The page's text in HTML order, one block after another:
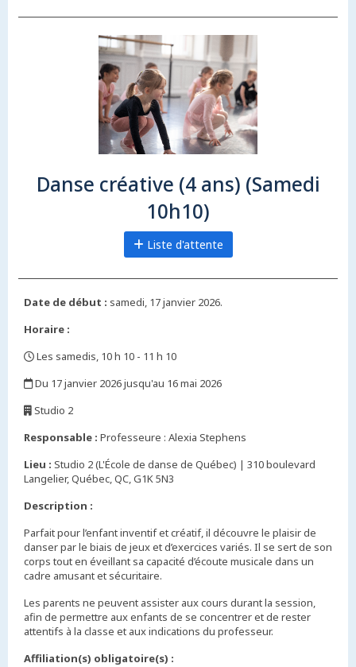
Danse créative (4 ans) (Samedi
10h10)
Liste d'attente
Date de début : samedi, 17 janvier 2026.
Horaire :
Les samedis, 10 h 10 - 11 h 10
Du 17 janvier 2026 jusqu'au 16 mai 2026
Studio 2
Responsable : Professeure : Alexia Stephens
Lieu : Studio 2 (L'École de danse de Québec) | 310 boulevard
Langelier, Québec, QC, G1K 5N3
Description :
Parfait pour l’enfant inventif et créatif, il découvre le plaisir de
danser par le biais de jeux et d’exercices variés. Il se sert de son
corps tout en éveillant sa capacité d’écoute musicale dans un
cadre amusant et sécuritaire.
Les parents ne peuvent assister aux cours durant la session,
afin de permettre aux enfants de se concentrer et de rester
attentifs à la classe et aux indications du professeur.
Affiliation(s) obligatoire(s) :